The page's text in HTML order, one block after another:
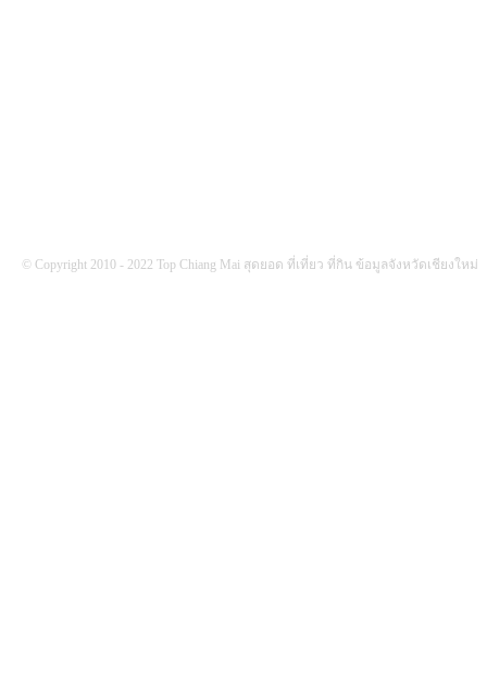
© Copyright 2010 - 2022 Top Chiang Mai สุดยอด ที่เที่ยว ที่กิน ข้อมูลจังหวัดเชียงใหม่